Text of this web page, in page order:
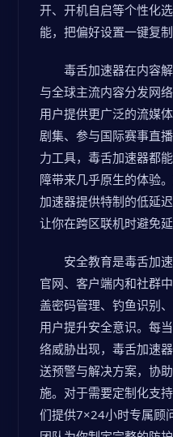
开、开机自启等个性化
能，把偏好设置一键复制
毒舌加速器在内容
与全球主流内容分发网
用户提供更广泛的流媒
剧集、参与国际赛事直
力工具，毒舌加速器都
障带来几乎原生的体验
加速器提供特制的低延
让你在跨区联机时避免
安全教育是毒舌加
官网、客户端内和社群
盖密码管理、钓鱼识别
用户提升安全意识。每
络威胁出现，毒舌加速
送预警与解决方案，协
施。对于需要定制化支
们提供7×24小时专属顾